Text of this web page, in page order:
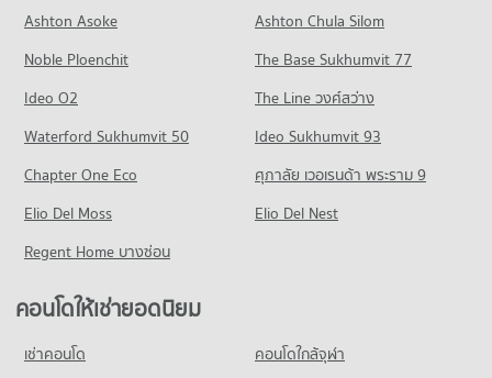
คอนโด ม.กรุงเทพธนบุรี
82 โครงการ
คอนโดให้เช่า ม.กรุงเทพธนบุรี
มีคอนโดให้เช่า 49 ประกาศ
ขายคอนโด ม.กรุงเทพธนบุรี
มีคอนโดขาย 348 ประกาศ
ขายคอนโด เซ็นทรัล พลาซ่า ศาลายา
58 โครงการ
คอนโดให้เช่า ตลาดน้ำดอนหวาย
มีคอนโดขาย 193 ประกาศ
คอนโด โฮมโปร นครปฐม
คอนโดให้เช่า โฮมโปร นครปฐม
มีคอนโดให้เช่า 187 ประกาศ
คอนโดให้เช่า เทสโก้โลตัส ศาลายา
มีคอนโดให้เช่า 152 ประกาศ
ขายคอนโด เทสโก้โลตัส ศาลายา
มีคอนโดขาย 148 ประกาศ
คอนโด การไฟฟ้าส่วนภูมิภาค ศาลายา
คอนโดให้เช่า การไฟฟ้าส่วนภูมิภาค ศาลายา
มีคอนโดให้เช่า 151 ประกาศ
ขายคอนโด การไฟฟ้าส่วนภูมิภาค ศาลายา
มีคอนโดขาย 178 ประกาศ
Ashton Asoke
Ashton Chula Silom
Noble Ploenchit
The Base Sukhumvit 77
Ideo O2
The Line วงศ์สว่าง
Waterford Sukhumvit 50
Ideo Sukhumvit 93
Chapter One Eco
ศุภาลัย เวอเรนด้า พระราม 9
Elio Del Moss
Elio Del Nest
Regent Home บางซ่อน
คอนโดให้เช่ายอดนิยม
เช่าคอนโด
คอนโดใกล้จุฬา